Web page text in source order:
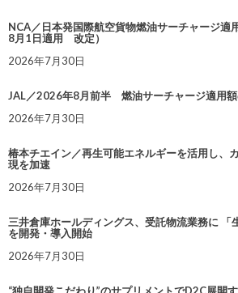
NCA／日本発国際航空貨物燃油サーチャージ適
8月1日適用 改定）
2026年7月30日
JAL／2026年8月前半 燃油サーチャージ適用額
2026年7月30日
椿本チエイン／再生可能エネルギーを活用し、
現を加速
2026年7月30日
三井倉庫ホールディングス、受託物流業務に 「
を開発・導入開始
2026年7月30日